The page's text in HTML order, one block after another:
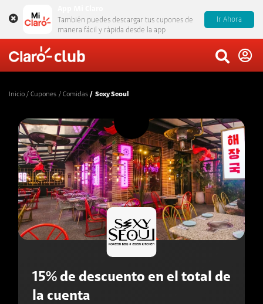
También puedes descargar tus cupones de
manera fácil y rápida desde la app
Ir Ahora
Inicio Cupones Comidas Sexy Seoul
15% de descuento en el total de
la cuenta